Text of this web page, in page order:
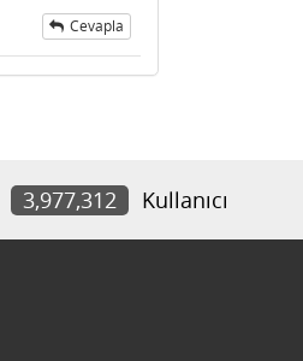
Cevapla
3,977,312 Kullanıcı